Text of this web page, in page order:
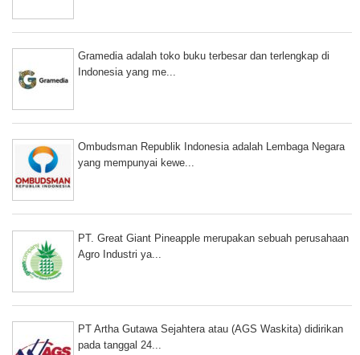
Gramedia adalah toko buku terbesar dan terlengkap di
Indonesia yang me...
Ombudsman Republik Indonesia adalah Lembaga Negara
yang mempunyai kewe...
PT. Great Giant Pineapple merupakan sebuah perusahaan
Agro Industri ya...
PT Artha Gutawa Sejahtera atau (AGS Waskita) didirikan
pada tanggal 24...